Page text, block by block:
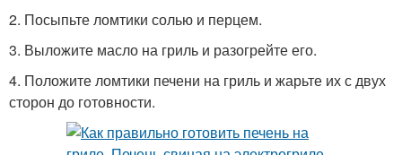
2. Посыпьте ломтики солью и перцем.
3. Выложите масло на гриль и разогрейте его.
4. Положите ломтики печени на гриль и жарьте их с двух
сторон до готовности.